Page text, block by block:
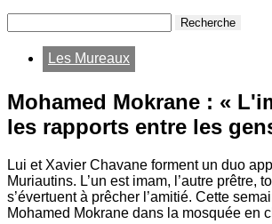
Les Mureaux
Mohamed Mokrane : «
les rapports entre les
Lui et Xavier Chavane forment un duo
Muriautins. L’un est imam, l’autre prêtre,
s’évertuent à prêcher l’amitié. Cette
Mohamed Mokrane dans la mosquée en